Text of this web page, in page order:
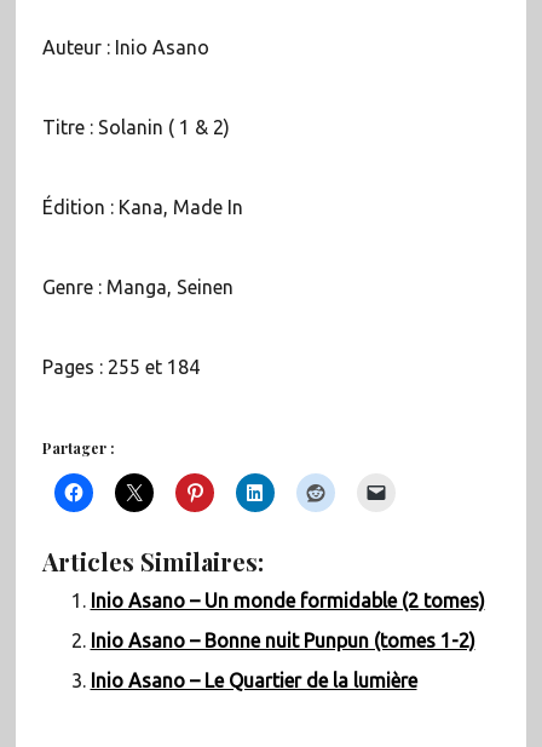
Auteur : Inio Asano
Titre : Solanin ( 1 & 2)
Édition : Kana, Made In
Genre : Manga, Seinen
Pages : 255 et 184
Partager :
Articles Similaires:
Inio Asano – Un monde formidable (2 tomes)
Inio Asano – Bonne nuit Punpun (tomes 1-2)
Inio Asano – Le Quartier de la lumière